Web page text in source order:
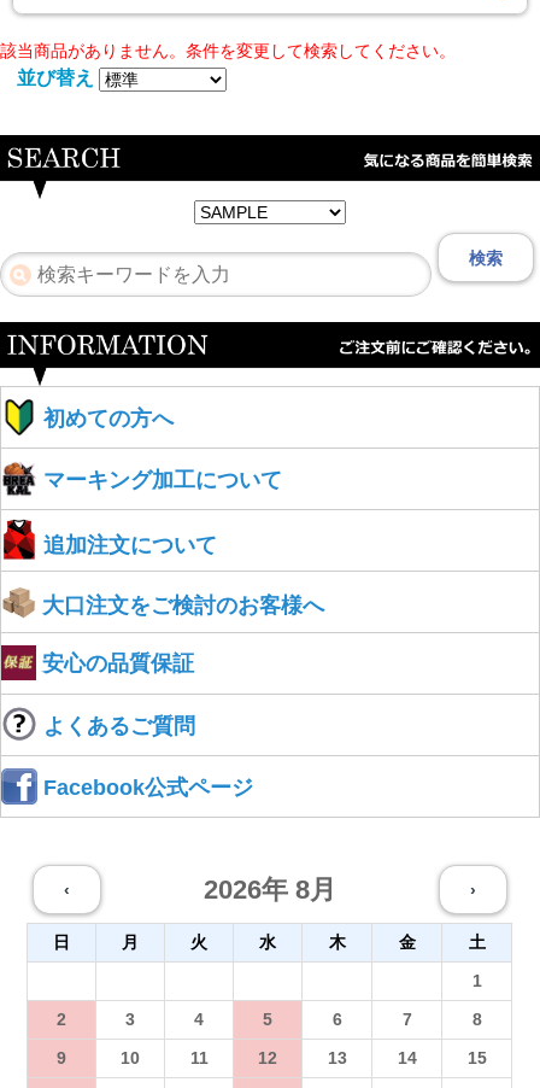
該当商品がありません。条件を変更して検索してください。
並び替え
検索
初めての方へ
マーキング加工について
追加注文について
大口注文をご検討のお客様へ
安心の品質保証
よくあるご質問
Facebook公式ページ
‹ 2026年 8月 ›
日 月 火 水 木 金
土
1
2
3 4 5 6 7
8
9
10 11 12 13 14
15